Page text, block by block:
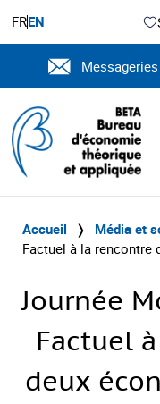
FREN
Messageries
Accueil ❭ Média et
Factuel à la rencontre
Journée
Factuel
deux